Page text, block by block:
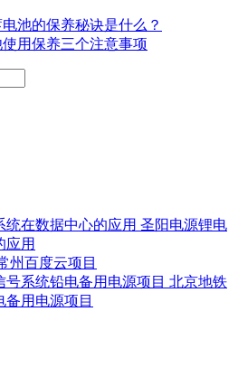
池的保养秘诀是什么？
用保养三个注意事项
圣阳电源锂电
应用
州百度云项目
北京地铁
备用电源项目